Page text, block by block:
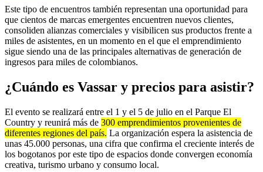
Este tipo de encuentros también representan una oportunidad para
que cientos de marcas emergentes encuentren nuevos clientes,
consoliden alianzas comerciales y visibilicen sus productos frente a
miles de asistentes, en un momento en el que el emprendimiento
sigue siendo una de las principales alternativas de generación de
ingresos para miles de colombianos.
¿Cuándo es Vassar y precios para asistir?
El evento se realizará entre el 1 y el 5 de julio en el Parque El
Country y reunirá más de 300 emprendimientos provenientes de
diferentes regiones del país. La organización espera la asistencia de
unas 45.000 personas, una cifra que confirma el creciente interés de
los bogotanos por este tipo de espacios donde convergen economía
creativa, turismo urbano y consumo local.